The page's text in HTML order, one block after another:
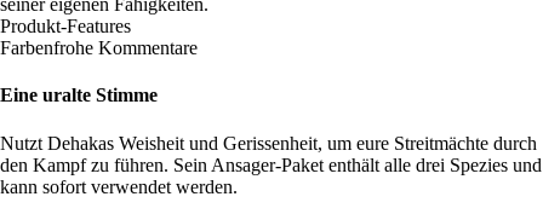
seiner eigenen Fähigkeiten.
Produkt-Features
Farbenfrohe Kommentare
Eine uralte Stimme
Nutzt Dehakas Weisheit und Gerissenheit, um eure Streitmächte durch
den Kampf zu führen. Sein Ansager-Paket enthält alle drei Spezies und
kann sofort verwendet werden.